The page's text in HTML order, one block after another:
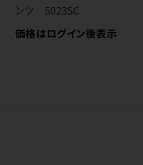
ンツ 5023SC
価格はログイン後表示